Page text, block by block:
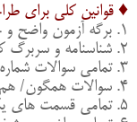
♦️ قوانین کلی برای
۱. برگه آزمون واضح و خوانا تایپ شده باشد.
۲. شناسنامه و سربرگ کامل و مرتب باشد.
۳. تمامی سوالات شماره گذاری شده باشد.
۴. سوالات همگون/ هم ساختار، در کنار همدیگر بیاند.
۵. تمامی قسمت های یک سوال در یک صفحه آمده است.